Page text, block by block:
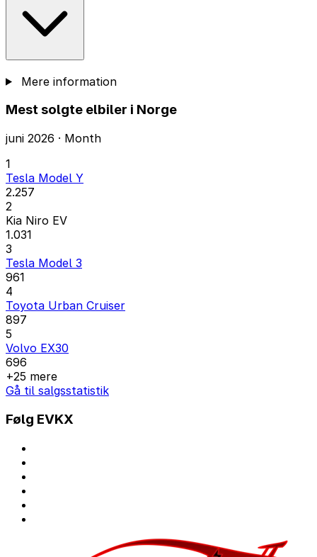
Mere information
Mest solgte elbiler i Norge
juni 2026 · Month
1
Tesla Model Y
2.257
2
Kia Niro EV
1.031
3
Tesla Model 3
961
4
Toyota Urban Cruiser
897
5
Volvo EX30
696
+25 mere
Gå til salgsstatistik
Følg EVKX